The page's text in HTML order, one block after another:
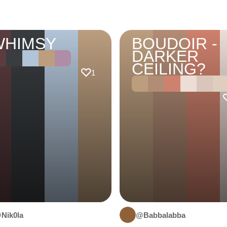
1
BOUDOIR -
DARKER
CEILING?
@Babbalabba